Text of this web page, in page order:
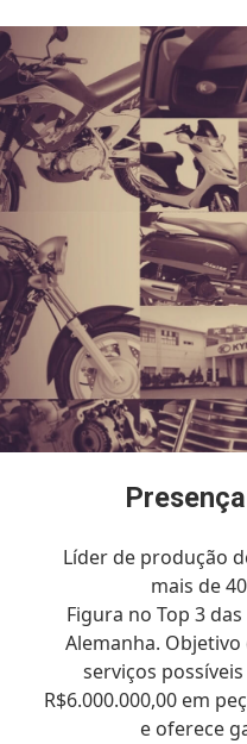
Líder de produção
mais de
Figura no Top 3
Alemanha.
serviços
R$6.000.000,00 em
e oferece